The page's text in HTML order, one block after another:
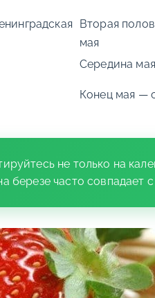
Вторая
мая
Середина
Конец мая —
не только на
березе часто совпадает